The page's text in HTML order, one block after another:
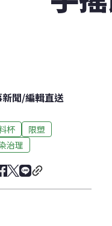
聞/編輯直送
杯
限塑
治理